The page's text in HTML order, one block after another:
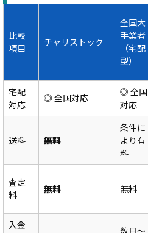
比較
項目
チャリストック
全国大
手業者
（宅配
型）
宅配
対応
◎ 全国対応
◎ 全国
対応
送料 無料
条件に
より有
料
査定
料
無料 無料
入金